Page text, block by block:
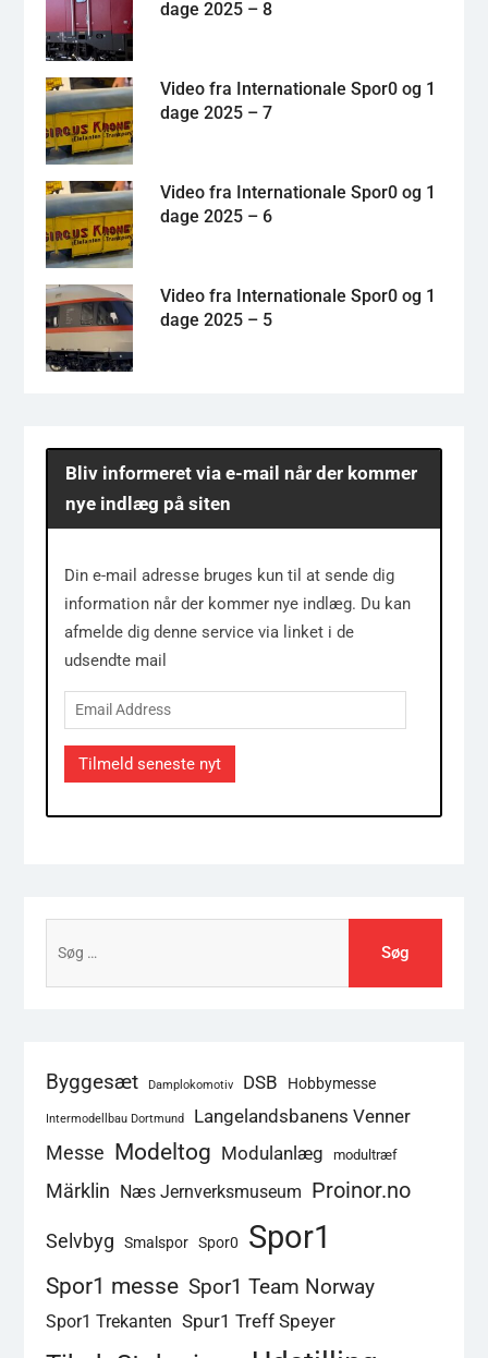
dage 2025 – 8
Video fra Internationale Spor0 og 1
dage 2025 – 7
Video fra Internationale Spor0 og 1
dage 2025 – 6
Video fra Internationale Spor0 og 1
dage 2025 – 5
Bliv informeret via e-mail når der kommer
nye indlæg på siten
Din e-mail adresse bruges kun til at sende dig
information når der kommer nye indlæg. Du kan
afmelde dig denne service via linket i de
udsendte mail
Email
Address
Tilmeld seneste nyt
efter:
Byggesæt Damplokomotiv DSB Hobbymesse
Intermodellbau Dortmund
Langelandsbanens Venner
Messe Modeltog Modulanlæg modultræf
Märklin Næs Jernverksmuseum Proinor.no
Selvbyg Smalspor Spor0 Spor1
Spor1 messe Spor1 Team Norway
Spor1 Trekanten Spur1 Treff Speyer